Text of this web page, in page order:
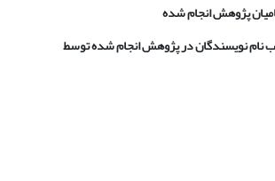
پژوهش انجام شده
نویسندگان در پژوهش انجام شده توسط